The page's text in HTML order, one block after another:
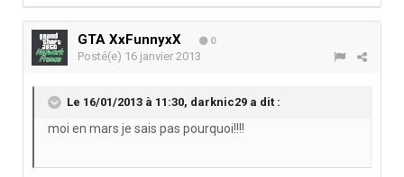
GTA XxFunnyxX 0
Posté(e) 16 janvier 2013
Le 16/01/2013 à 11:30, darknic29 a dit :
moi en mars je sais pas pourquoi!!!!